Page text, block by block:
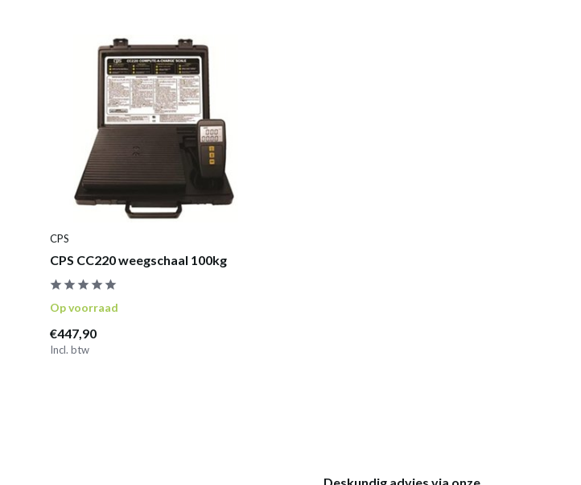
CPS
CPS CC220 weegschaal 100kg
Op voorraad
€447,90
Incl. btw